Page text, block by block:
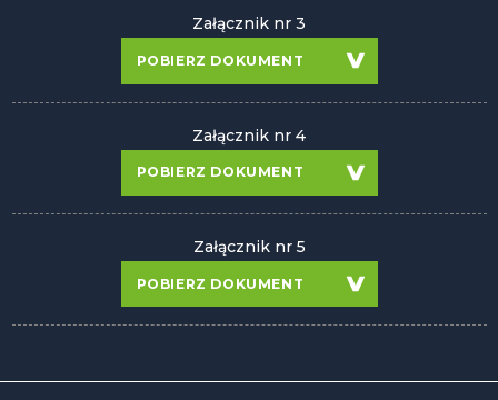
Załącznik nr 3
POBIERZ DOKUMENT
Załącznik nr 4
POBIERZ DOKUMENT
Załącznik nr 5
POBIERZ DOKUMENT